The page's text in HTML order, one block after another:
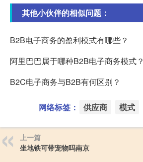
其他小伙伴的相似问题：
B2B电子商务的盈利模式有哪些？
阿里巴巴属于哪种B2B电子商务模式？
B2C电子商务与B2B有何区别？
网络标签： 供应商 模式
上一篇
坐地铁可带宠物吗南京